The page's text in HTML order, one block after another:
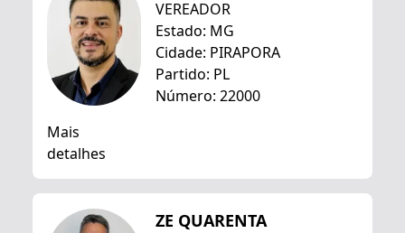
VEREADOR
Estado: MG
Cidade: PIRAPORA
Partido: PL
Número: 22000
Mais
detalhes
ZE QUARENTA